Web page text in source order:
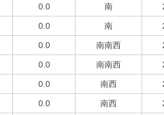
0.0 南
0.0 南
0.0 南南西
0.0 南南西
0.0 南西
0.0 南西